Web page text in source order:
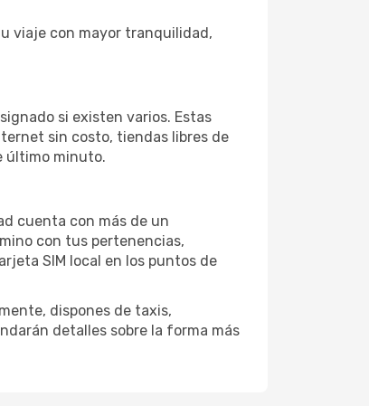
viaje con mayor tranquilidad,
si existen varios. Estas
sin costo, tiendas libres de
último minuto.
cuenta con más de un
con tus pertenencias,
SIM local en los puntos de
dispones de taxis,
detalles sobre la forma más